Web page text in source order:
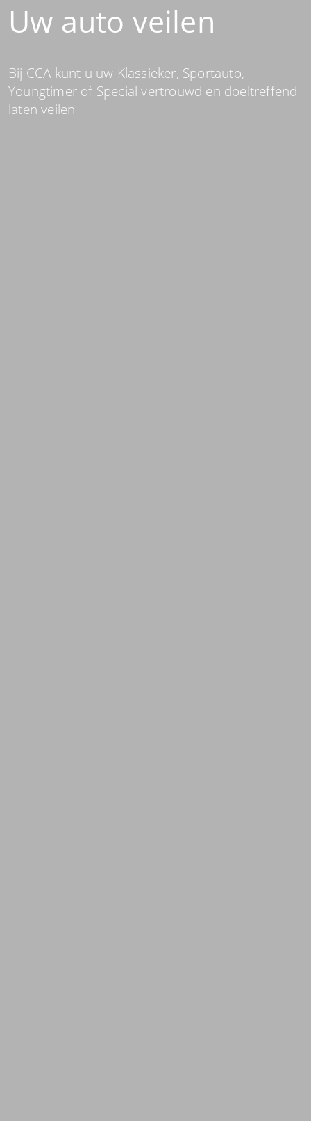
Uw auto veilen
Bij CCA kunt u uw Klassieker, Sportauto,
Youngtimer of Special vertrouwd en doeltreffend
laten veilen